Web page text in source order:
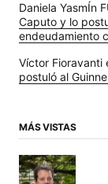
Daniela YasmÍn
Caputo y lo
endeudamiento
Víctor Fioravanti
postuló al
MÁS VISTAS